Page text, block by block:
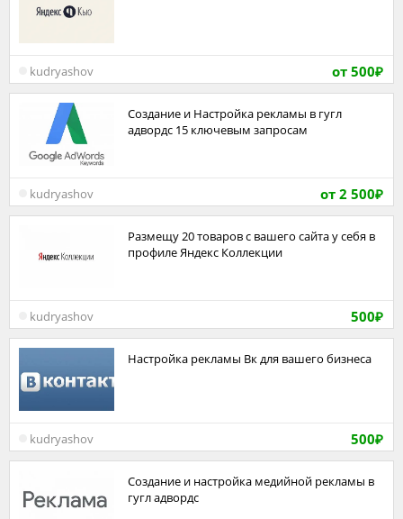
от 500₽
kudryashov
Создание и Настройка рекламы в гугл
адвордс 15 ключевым запросам
от 2 500₽
kudryashov
Размещу 20 товаров с вашего сайта у себя в
профиле Яндекс Коллекции
500₽
kudryashov
Настройка рекламы Вк для вашего бизнеса
500₽
kudryashov
Создание и настройка медийной рекламы в
гугл адвордс